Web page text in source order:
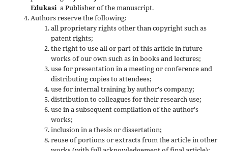
Edukasi a Publisher of the manuscript.
Authors reserve the following:
all proprietary rights other than copyright such as
patent rights;
the right to use all or part of this article in future
works of our own such as in books and lectures;
use for presentation in a meeting or conference and
distributing copies to attendees;
use for internal training by author's company;
distribution to colleagues for their research use;
use in a subsequent compilation of the author's
works;
inclusion in a thesis or dissertation;
reuse of portions or extracts from the article in other